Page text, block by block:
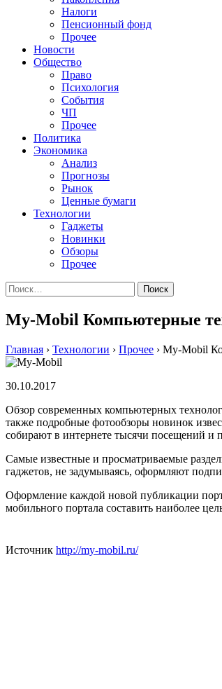
Налоги
Пенсионный фонд
Прочее
Новости
Общество
Право
Психология
События
ЧП
Прочее
Политика
Экономика
Анализ
Прогнозы
Рынок
Ценные бумаги
Технологии
Гаджеты
Новинки
Обзоры
Прочее
Найти:
My-Mobil Компьютерные
Главная › Технологии › Прочее › My-Mobil
30.10.2017
Обзор современных компьютерных
также подробные фотообзоры новинок
собирают в интернете тысячи посещений и
Самые известные и просматриваемые
гаджетов, не задумываясь, оформляют
Оформление каждой новой публикации
мобильного портала составить наиболее
Источник http://my-mobil.ru/